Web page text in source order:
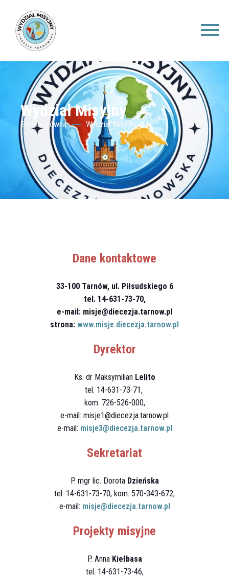
Wydział Misyjny
Strona główna Wydział Misyjny
Dane kontaktowe
33-100 Tarnów, ul. Piłsudskiego 6
tel. 14-631-73-70,
e-mail: misje@diecezja.tarnow.pl
strona: www.misje.diecezja.tarnow.pl
Dyrektor
Ks. dr Maksymilian Lelito
tel. 14-631-73-71,
kom. 726-526-000,
e-mail: misje1@diecezja.tarnow.pl
e-mail: misje3@diecezja.tarnow.pl
Sekretariat
P. mgr lic. Dorota Dzieńska
tel. 14-631-73-70, kom. 570-343-672,
e-mail: misje@diecezja.tarnow.pl
Projekty misyjne
P. Anna Kiełbasa
tel. 14-631-73-46,